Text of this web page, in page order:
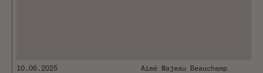
10.06.2025 Aimé Majeau Beauchamp